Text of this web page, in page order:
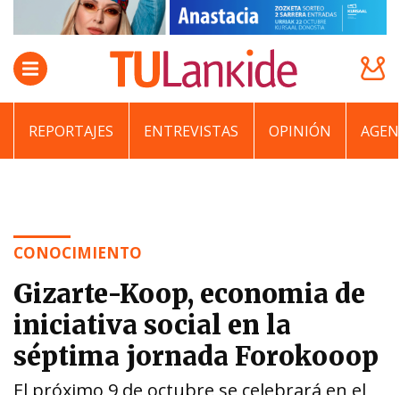
REPORTAJES ENTREVISTAS OPINIÓN
CONOCIMIENTO
Gizarte-Koop, economia de
iniciativa social en la
séptima jornada Forokooop
El próximo 9 de octubre se celebrará en el